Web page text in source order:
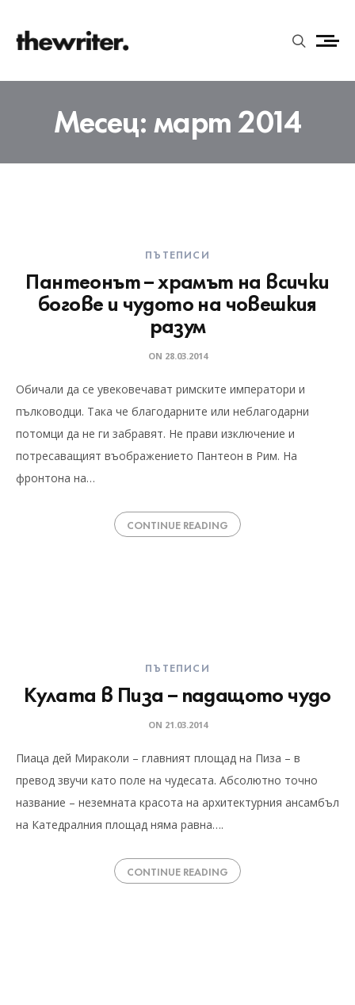
Месец:март 2014
ПЪТЕПИСИ
Пантеонът – храмът на всички
богове и чудото на човешкия
разум
ON 28.03.2014
Обичали да се увековечават римските императори и
пълководци. Така че благодарните или неблагодарни
потомци да не ги забравят. Не прави изключение и
потресаващият въображението Пантеон в Рим. На
фронтона на…
CONTINUE READING
ПЪТЕПИСИ
Кулата в Пиза – падащото чудо
ON 21.03.2014
Пиаца дей Мираколи – главният площад на Пиза – в
превод звучи като поле на чудесата. Абсолютно точно
название – неземната красота на архитектурния ансамбъл
на Катедралния площад няма равна….
CONTINUE READING